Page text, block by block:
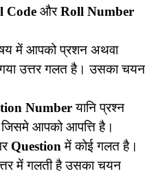
Code औरRoll Number
में आपको प्रशन अथवा
उत्तर गलत है। उसका चयन
Numberयानि प्रश्न
जिसमे आपको आपत्ति है।
Question में कोई गलत है।
में गलती है उसका चयन